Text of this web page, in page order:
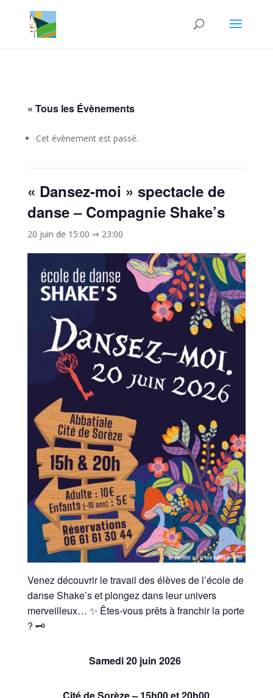
« Tous les Évènements
Cet évènement est passé.
« Dansez-moi » spectacle de
danse – Compagnie Shake’s
20 juin de 15:00 ⇒ 23:00
Venez découvrir le travail des élèves de l’école de
danse Shake’s et plongez dans leur univers
merveilleux… ✨ Êtes-vous prêts à franchir la porte
? 🗝️
Samedi 20 juin 2026